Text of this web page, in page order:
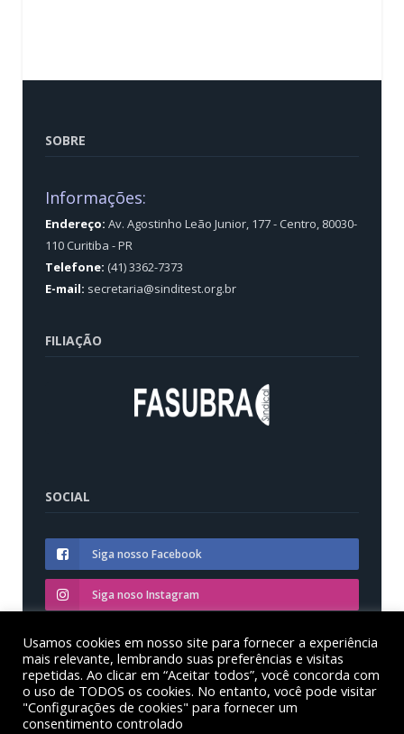
SOBRE
Informações:
Endereço: Av. Agostinho Leão Junior, 177 - Centro, 80030-
110 Curitiba - PR
Telefone: (41) 3362-7373
E-mail: secretaria@sinditest.org.br
FILIAÇÃO
SOCIAL
Siga nosso Facebook
Siga noso Instagram
Siga nosso YouTube
© Sinditest – Sindicato dos trabalhadores em educação
Usamos cookies em nosso site para fornecer a experiência
mais relevante, lembrando suas preferências e visitas
repetidas. Ao clicar em “Aceitar todos”, você concorda com
o uso de TODOS os cookies. No entanto, você pode visitar
"Configurações de cookies" para fornecer um
consentimento controlado